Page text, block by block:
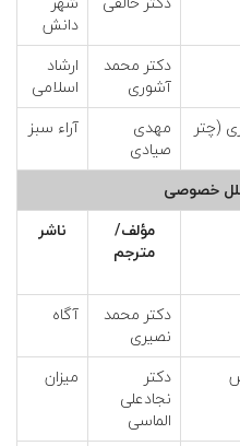
دانش
دکتر محمد
آشوری
ارشاد
اسلامی
(چتر
مهدی
صیادی
آراء سبز
خصوصی
مؤلف/
مترجم
ناشر
دکتر محمد
نصیری
آگاه
دکتر
نجادعلی
الماسی
میزان